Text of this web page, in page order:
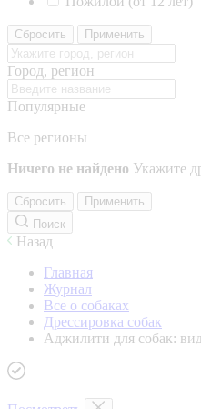
Сбросить Применить
Город, регион
Популярные
Все регионы
Ничего не найдено Укажите
Сбросить
Применить
Поиск
Назад
Главная
Журнал
Все о собаках
Дрессировка собак
Аджилити для собак: